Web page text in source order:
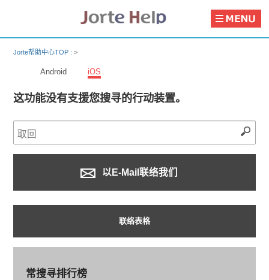
Jorte帮助中心TOP :>
Android iOS
这功能没有支援您搜寻的行动装置。
以E-Mail联络我们
联络表格
常搜寻排行榜